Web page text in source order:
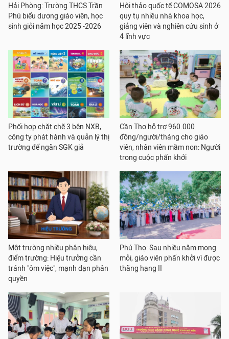
Hải Phòng: Trường THCS Trần
Phú biểu dương giáo viên, học
sinh giỏi năm học 2025 -2026
Hội thảo quốc tế COMOSA 2026
quy tụ nhiều nhà khoa học,
giảng viên và nghiên cứu sinh ở
4 lĩnh vực
Phối hợp chặt chẽ 3 bên NXB,
công ty phát hành và quản lý thị
trường để ngăn SGK giả
Cần Thơ hỗ trợ 960.000
đồng/người/tháng cho giáo
viên, nhân viên mầm non: Người
trong cuộc phấn khởi
Một trường nhiều phân hiệu,
điểm trường: Hiệu trưởng cần
tránh "ôm việc", mạnh dạn phân
quyền
Phú Thọ: Sau nhiều năm mong
mỏi, giáo viên phấn khởi vì được
thăng hạng II